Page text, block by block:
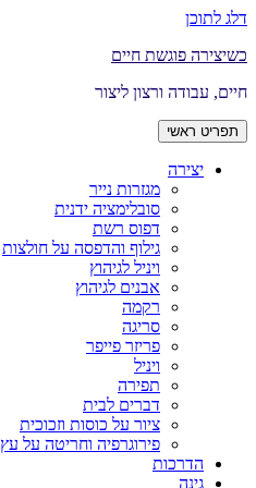
דלג לתוכן
כשיצירה פוגשת חיים
חיים, עבודה ורצון ליצור
תפריט ראשי
יצירה
מגזרות נייר
סובלימציה ידנית
דפוס רשת
גילוף והדפסה על חולצות
ויניל לגיהוץ
אבנים לגיהוץ
רקמה
סריגה
פריזר פייפר
ויניל
תפירה
דברים לבית
ציור על כוסות וזכוכית
פירוגרפיה וחריטה על עץ
הדרכות
גינה